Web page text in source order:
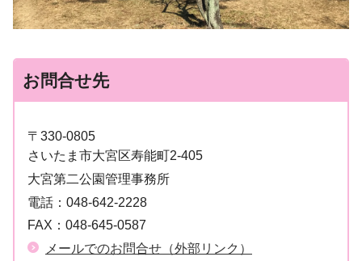
お問合せ先
〒330-0805
さいたま市大宮区寿能町2-405
大宮第二公園管理事務所
電話： 048-642-2228
FAX： 048-645-0587
メールでのお問合せ（外部リンク）